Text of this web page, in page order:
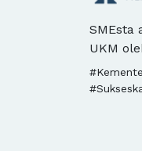
SMEsta
UKM